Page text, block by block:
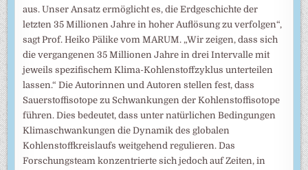
aus. Unser Ansatz ermöglicht es, die Erdgeschichte der
letzten 35 Millionen Jahre in hoher Auflösung zu verfolgen“,
sagt Prof. Heiko Pälike vom MARUM. „Wir zeigen, dass sich
die vergangenen 35 Millionen Jahre in drei Intervalle mit
jeweils spezifischem Klima-Kohlenstoffzyklus unterteilen
lassen.“ Die Autorinnen und Autoren stellen fest, dass
Sauerstoffisotope zu Schwankungen der Kohlenstoffisotope
führen. Dies bedeutet, dass unter natürlichen Bedingungen
Klimaschwankungen die Dynamik des globalen
Kohlenstoffkreislaufs weitgehend regulieren. Das
Forschungsteam konzentrierte sich jedoch auf Zeiten, in